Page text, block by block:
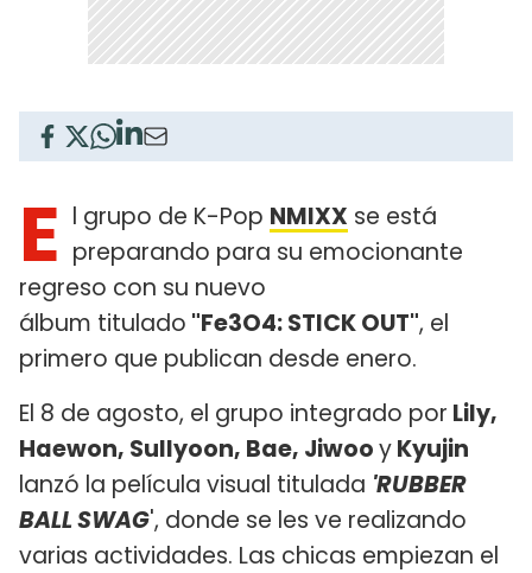
E l grupo de K-Pop NMIXX se está
preparando para su emocionante
regreso con su nuevo
álbum titulado "Fe3O4: STICK OUT", el
primero que publican desde enero.
El 8 de agosto, el grupo integrado por Lily,
Haewon, Sullyoon, Bae, JiwooyKyujin
lanzó la película visual titulada 'RUBBER
BALL SWAG', donde se les ve realizando
varias actividades. Las chicas empiezan el